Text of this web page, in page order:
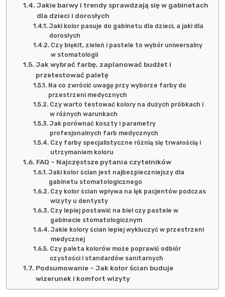
Jakie barwy i trendy sprawdzają się w gabinetach
dla dzieci i dorosłych
Jaki kolor pasuje do gabinetu dla dzieci, a jaki dla
dorosłych
Czy błękit, zieleń i pastele to wybór uniwersalny
w stomatologii
Jak wybrać farbę, zaplanować budżet i
przetestować paletę
Na co zwrócić uwagę przy wyborze farby do
przestrzeni medycznych
Czy warto testować kolory na dużych próbkach i
w różnych warunkach
Jak porównać koszty i parametry
profesjonalnych farb medycznych
Czy farby specjalistyczne różnią się trwałością i
utrzymaniem koloru
FAQ – Najczęstsze pytania czytelników
Jaki kolor ścian jest najbezpieczniejszy dla
gabinetu stomatologicznego
Czy kolor ścian wpływa na lęk pacjentów podczas
wizyty u dentysty
Czy lepiej postawić na biel czy pastele w
gabinecie stomatologicznym
Jakie kolory ścian lepiej wykluczyć w przestrzeni
medycznej
Czy paleta kolorów może poprawić odbiór
czystości i standardów sanitarnych
Podsumowanie – Jak kolor ścian buduje
wizerunek i komfort wizyty